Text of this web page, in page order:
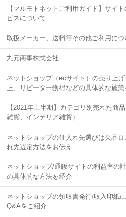
【マルモトネットご利用ガイド】サイ
ビスについて
取扱メーカー、送料等その他ご利用につ
丸元商事株式会社
ネットショップ（ecサイト）の売り上
上、リピーター獲得などの具体的な施
【2021年上半期】カテゴリ別売れた商
雑貨、インテリア雑貨）
ネットショップの仕入れ先選びは欠品
れ先選定方法をお伝え
ネットショップ/通販サイトの利益率の
の具体的な方法を紹介
ネットショップの領収書発行/収入印紙
Q&Aをご紹介